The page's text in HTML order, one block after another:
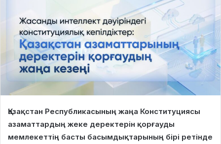
Қазақстан Республикасының жаңа Конституциясы
азаматтардың жеке деректерін қорғауды
мемлекеттің басты басымдықтарының бірі ретінде